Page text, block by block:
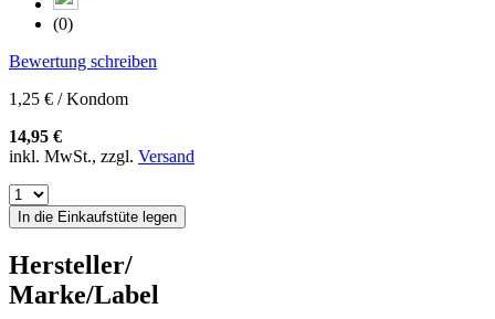
(0)
Bewertung schreiben
1,25 € / Kondom
14,95 €
inkl. MwSt., zzgl. Versand
In die Einkaufstüte legen
Hersteller/
Marke/Label